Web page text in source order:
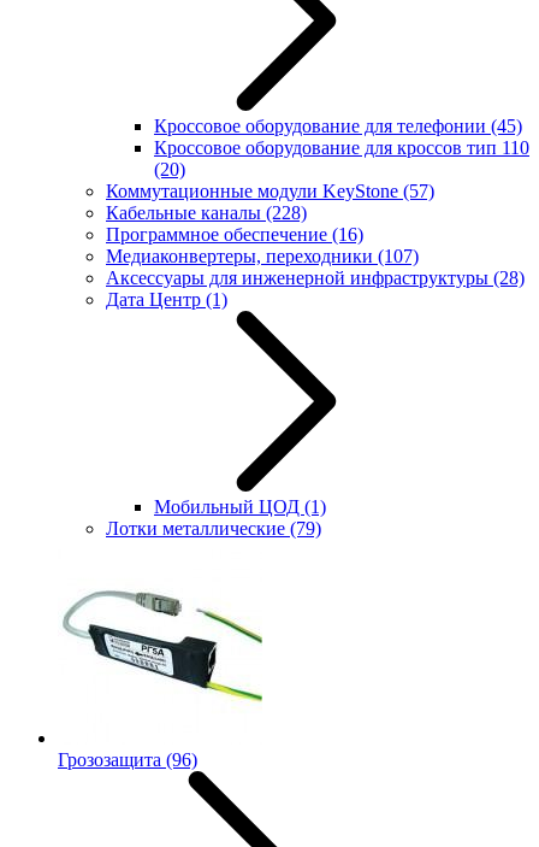
Кроссовое оборудование для телефонии (45)
Кроссовое оборудование для кроссов тип 110
(20)
Коммутационные модули KeyStone (57)
Кабельные каналы (228)
Программное обеспечение (16)
Медиаконвертеры, переходники (107)
Аксессуары для инженерной инфраструктуры (28)
Дата Центр (1)
Мобильный ЦОД (1)
Лотки металлические (79)
Грозозащита (96)